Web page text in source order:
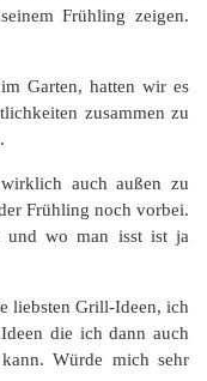
Frühling zeigen.
Garten, hatten wir es
zusammen zu
auch außen zu
Frühling noch vorbei.
und wo man isst ist ja
liebsten Grill-Ideen, ich
die ich dann auch
Würde mich sehr